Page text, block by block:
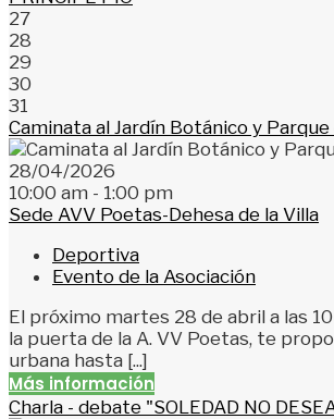
27
28
29
30
31
Caminata al Jardín Botánico y
28/04/2026
10:00 am - 1:00 pm
Sede AVV Poetas-Dehesa de la Villa
Deportiva
Evento de la Asociación
El próximo martes 28 de abril a las
la puerta de la A. VV Poetas, te
urbana hasta [...]
Más información
Charla - debate "SOLEDAD NO